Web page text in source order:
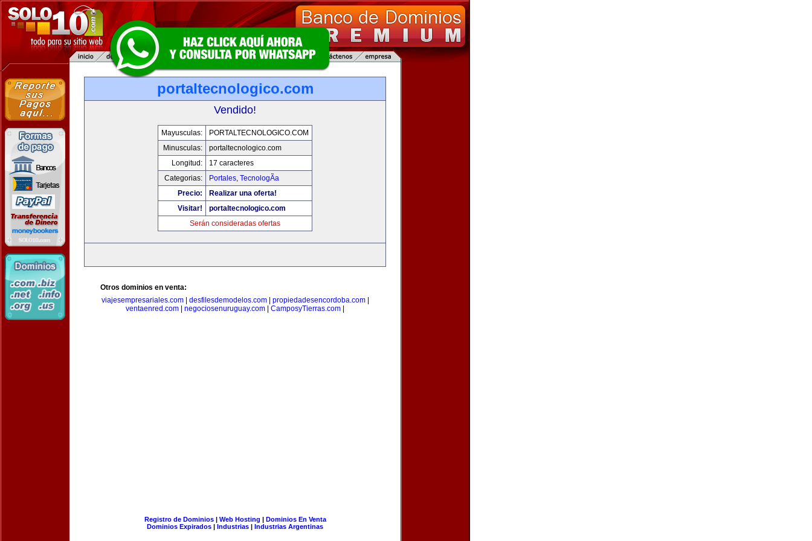
portaltecnologico.com
Vendido!
Mayusculas:
PORTALTECNOLOGICO.COM
Minusculas:
portaltecnologico.com
Longitud:
17 caracteres
Categorias:
Portales, TecnologÃ­a
Precio:
Realizar una oferta!
Visitar!
portaltecnologico.com
Serán consideradas ofertas
Otros dominios en venta:
viajesempresariales.com| desfilesdemodelos.com| propiedadesencordoba.com|
ventaenred.com
negociosenuruguay.com CamposyTierras.com
Registro de Dominios| Web Hosting | Dominios En Venta
Dominios Expirados | Industrias | Industrias Argentinas